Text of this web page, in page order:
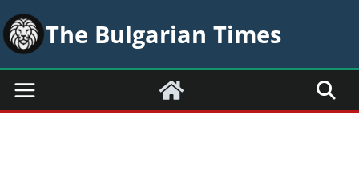
Skip
to
content
The Bulgarian Times